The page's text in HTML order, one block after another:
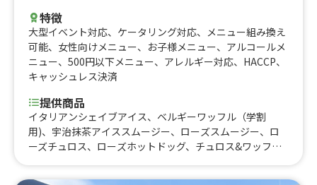
特徴
大型イベント対応、 ケータリング対応、 メニュー組み換え
可能、 女性向けメニュー、 お子様メニュー、 アルコールメ
ニュー、 500円以下メニュー、 アレルギー対応、 HACCP、
キャッシュレス決済
提供商品
イタリアンシェイブアイス、ベルギーワッフル（学割
用)、宇治抹茶アイススムージー、ローズスムージー、ロ
ーズチュロス、ローズホットドッグ、チュロス&ワッフ
ホワイトキャラメル&チョコレートラテ、抹茶のおしる